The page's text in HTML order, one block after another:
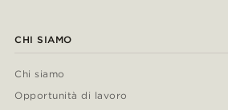
CHI SIAMO
Chi siamo
Opportunità di lavoro